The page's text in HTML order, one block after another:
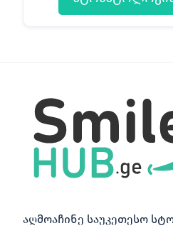
აღმოაჩინე საუკეთესო